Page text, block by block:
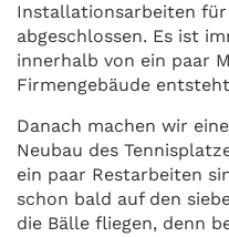
Installationsarbeiten
abgeschlossen. Es ist
innerhalb von ein paar
Firmengebäude
Danach machen wir
Neubau des
ein paar Restarbeiten
schon bald auf den
die Bälle fliegen, denn